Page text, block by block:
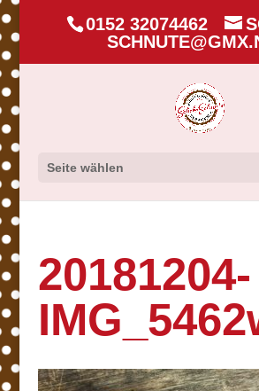
0152 32074462
Seite wählen
20181204-